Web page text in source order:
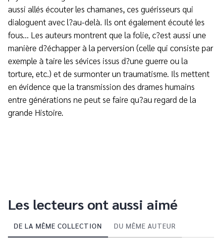
aussi allés écouter les chamanes, ces guérisseurs qui
dialoguent avec l?au-delà. Ils ont également écouté les
fous... Les auteurs montrent que la folie, c?est aussi une
manière d?échapper à la perversion (celle qui consiste par
exemple à taire les sévices issus d?une guerre ou la
torture, etc.) et de surmonter un traumatisme. Ils mettent
en évidence que la transmission des drames humains
entre générations ne peut se faire qu?au regard de la
grande Histoire.
Les lecteurs ont aussi aimé
DE LA MÊME COLLECTION DU MÊME AUTEUR